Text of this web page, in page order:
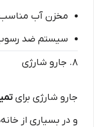
مخزن آب
سیستم ضد
۸. جارو شارژی
جارو شارژی برای
و در بسیاری از